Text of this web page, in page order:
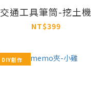
交通工具筆筒-挖土機
NT$399
DIY創作